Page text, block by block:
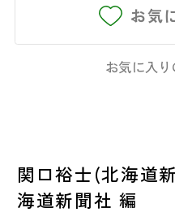
お気
お気に入り
関口裕士(北海道
海道新聞社 編